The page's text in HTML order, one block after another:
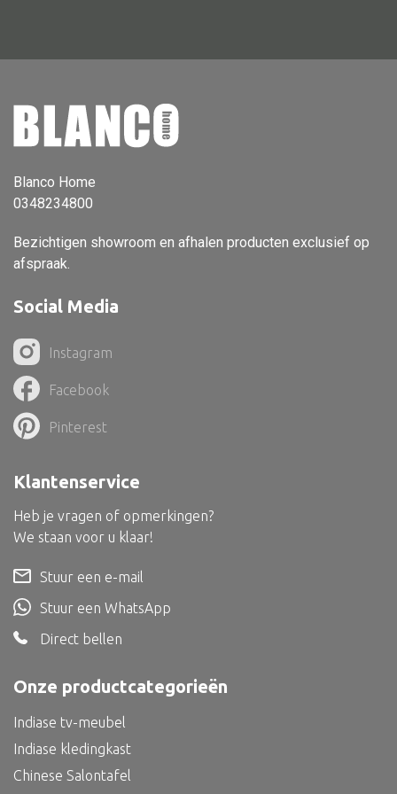
Wandlamp
Alle deco
Kandelaar
Pilaar
Pot
Schaal
Dienblad
Mand
Alle textiel
Kelim
Alle bouwmateriaal
Blanco Home
0348234800
Bezichtigen showroom en afhalen producten exclusief op
afspraak.
Social Media
Instagram
Facebook
Pinterest
Onze productcategorieën
Indiase tv-meubel
Indiase kledingkast
Chinese Salontafel
Klantenservice
Heb je vragen of opmerkingen?
We staan voor u klaar!
Stuur een e-mail
Stuur een WhatsApp
Direct bellen